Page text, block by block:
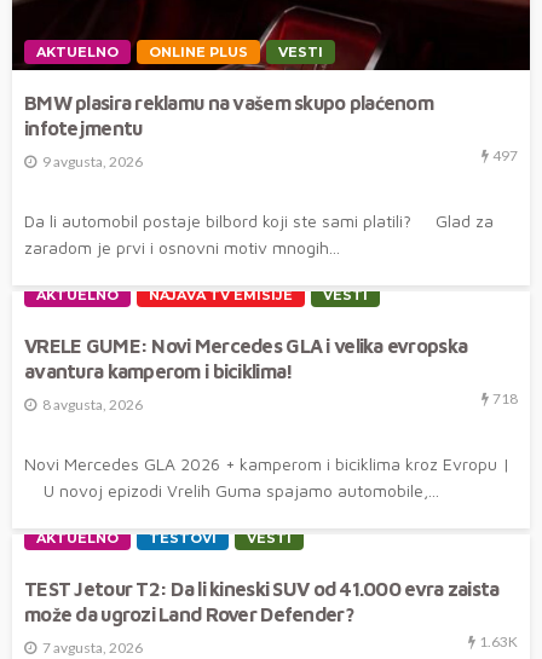
AKTUELNO ONLINE PLUS VESTI
BMW plasira reklamu na vašem skupo plaćenom
infotejmentu
9 avgusta, 2026 497
Da li automobil postaje bilbord koji ste sami platili? Glad za
zaradom je prvi i osnovni motiv mnogih...
AKTUELNO NAJAVA TV EMISIJE VESTI
VRELE GUME: Novi Mercedes GLA i velika evropska
avantura kamperom i biciklima!
8 avgusta, 2026 718
Novi Mercedes GLA 2026 + kamperom i biciklima kroz Evropu |
U novoj epizodi Vrelih Guma spajamo automobile,...
AKTUELNO TESTOVI VESTI
TEST Jetour T2: Da li kineski SUV od 41.000 evra zaista
može da ugrozi Land Rover Defender?
7 avgusta, 2026 1.63K